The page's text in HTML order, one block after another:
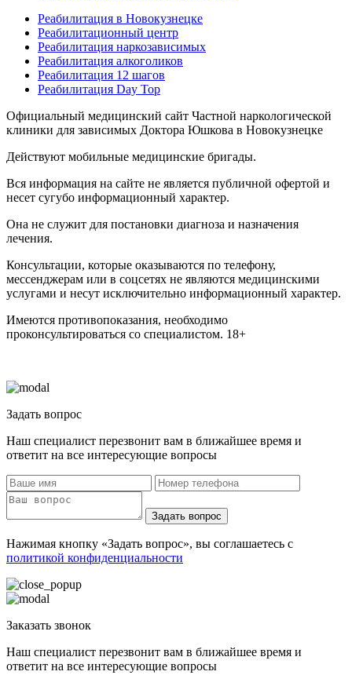
Реабилитация в Новокузнецке
Реабилитационный центр
Реабилитация наркозависимых
Реабилитация алкоголиков
Реабилитация 12 шагов
Реабилитация Day Top
Официальный медицинский сайт Частной наркологической
клиники для зависимых Доктора Юшкова в Новокузнецке
Действуют мобильные медицинские бригады.
Вся информация на сайте не является публичной офертой и
несет сугубо информационный характер.
Она не служит для постановки диагноза и назначения
лечения.
Консультации, которые оказываются по телефону,
мессенджерам или в соцсетях не являются медицинскими
услугами и несут исключительно информационный характер.
Имеются противопоказания, необходимо
проконсультироваться со специалистом. 18+
Задать вопрос
Наш специалист перезвонит вам в ближайшее время и
ответит на все интересующие вопросы
Задать вопрос
Нажимая кнопку «Задать вопрос», вы соглашаетесь с
политикой конфиденциальности
Заказать звонок
Наш специалист перезвонит вам в ближайшее время и
ответит на все интересующие вопросы